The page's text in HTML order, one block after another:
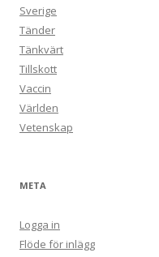
Sverige
Tänder
Tänkvärt
Tillskott
Vaccin
Världen
Vetenskap
META
Logga in
Flöde för inlägg